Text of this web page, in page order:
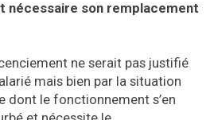
nécessaire son remplacement
ne serait pas justifié
mais bien par la situation
dont le fonctionnement s’en